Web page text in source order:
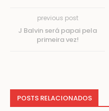
previous post
J Balvin será papai pela
primeira vez!
POSTS RELACIONADOS